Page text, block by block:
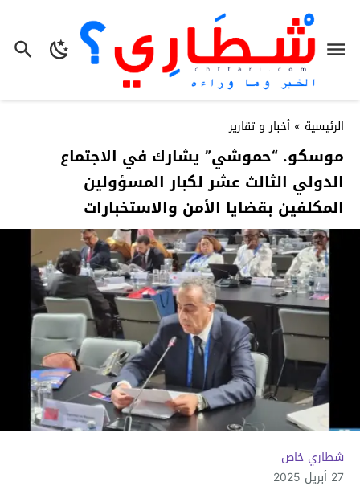
الرئيسية » أخبار و تقارير
موسكو. “حموشي” يشارك في الاجتماع
الدولي الثالث عشر لكبار المسؤولين
المكلفين بقضايا الأمن والاستخبارات
شطاري خاص
27 أبريل 2025